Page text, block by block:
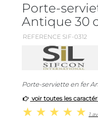
Porte-
Antique 30
REFERENCE SIF-0312
Porte-serviette en fer
voir toutes les
1